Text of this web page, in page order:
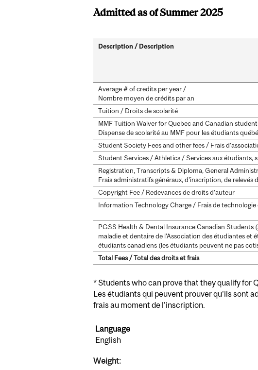
Admitted as of Summer 2025
Description / Description
Average # of credits per year /
Nombre moyen de crédits par an
Tuition / Droits de scolarité
MMF Tuition Waiver for Quebec and Canadian
Dispense de scolarité au MMF pour les étudiants
Student Society Fees and other fees / Frais
Student Services / Athletics / Services aux étudiants,
Registration, Transcripts & Diploma, General
Frais administratifs généraux, d’inscription, de relevés
Copyright Fee / Redevances de droits d’auteur
Information Technology Charge / Frais de technologie
PGSS Health & Dental Insurance Canadian
maladie et dentaire de l’Association des étudiantes et
étudiants canadiens (les étudiants peuvent ne pas
Total Fees / Total des droits et frais
* Students who can prove that they qualify for
Les étudiants qui peuvent prouver qu'ils sont
frais au moment de l'inscription.
Language
English
Weight: